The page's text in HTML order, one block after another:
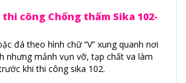
công Chống thấm Sika 102-
đá theo hình chữ “V” xung quanh nơi
nhưng mảnh vụn vỡ, tạp chất va làm
khi thi công sika 102.